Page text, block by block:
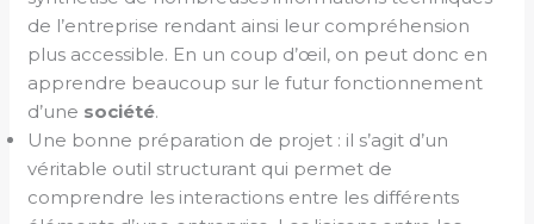
de l’entreprise rendant ainsi leur compréhension
plus accessible. En un coup d’œil, on peut donc en
apprendre beaucoup sur le futur fonctionnement
d’une société.
Une bonne préparation de projet : il s’agit d’un
véritable outil structurant qui permet de
comprendre les interactions entre les différents